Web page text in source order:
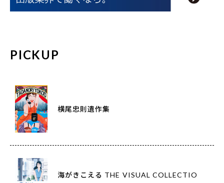
PICKUP
横尾忠則遺作集
海がきこえる THE VISUAL COLLECTIO